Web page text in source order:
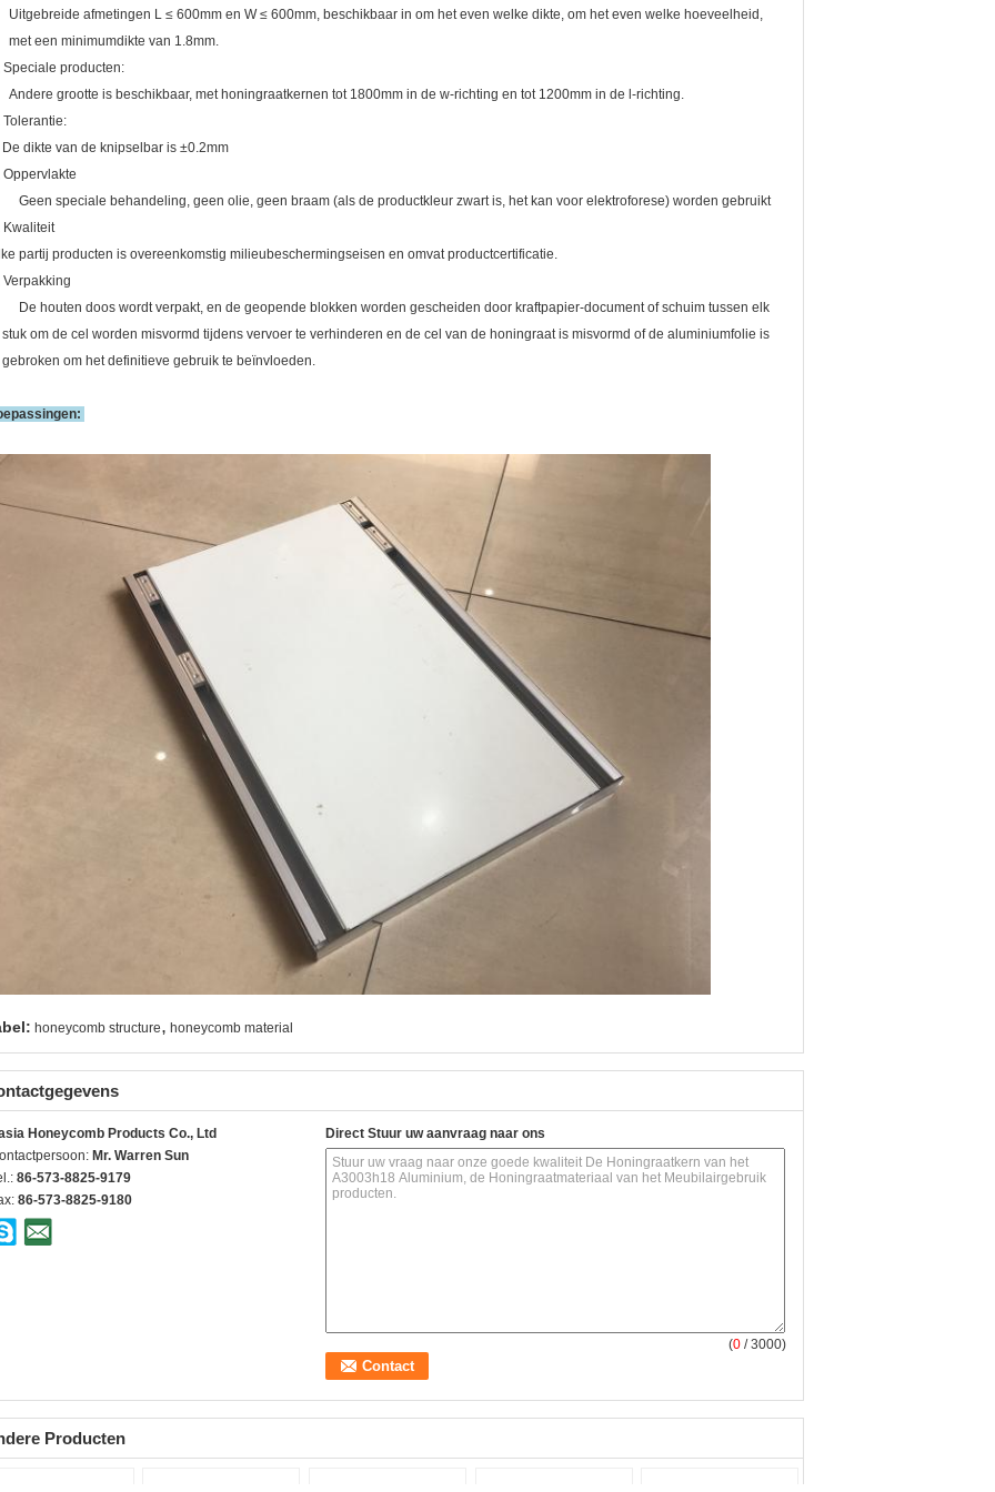
Uitgebreide afmetingen L ≤ 600mm en W ≤ 600mm, beschikbaar in om het even welke dikte, om het even welke hoeveelheid,
met een minimumdikte van 1.8mm.
Speciale producten:
Andere grootte is beschikbaar, met honingraatkernen tot 1800mm in de w-richting en tot 1200mm in de l-richting.
Tolerantie:
dikte van de knipselbar is ±0.2mm
Oppervlakte
Geen speciale behandeling, geen olie, geen braam (als de productkleur zwart is, het kan voor elektroforese) worden gebruikt
Kwaliteit
partij producten is overeenkomstig milieubeschermingseisen en omvat productcertificatie.
Verpakking
De houten doos wordt verpakt, en de geopende blokken worden gescheiden door kraftpapier-document of schuim tussen elk
stuk om de cel worden misvormd tijdens vervoer te verhinderen en de cel van de honingraat is misvormd of de aluminiumfolie is
gebroken om het definitieve gebruik te beïnvloeden.
honeycomb structure, honeycomb material
Honeycomb Products Co., Ltd
Mr. Warren Sun
86-573-8825-9179
86-573-8825-9180
Direct Stuur uw aanvraag naar ons
(0 / 3000)
Producten